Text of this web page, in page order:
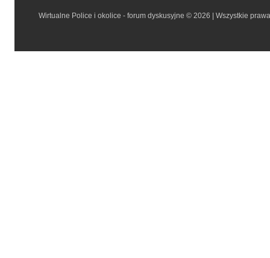
Wirtualne Police i okolice - forum dyskusyjne © 2026 | Wszystkie